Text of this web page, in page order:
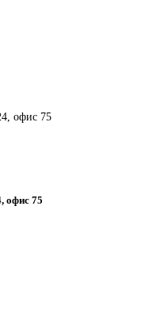
офис 75
офис 75